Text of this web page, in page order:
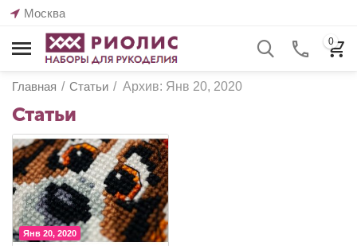
Москва
0
Главная / Статьи / Архив: Янв 20, 2020
Статьи
Янв 20, 2020